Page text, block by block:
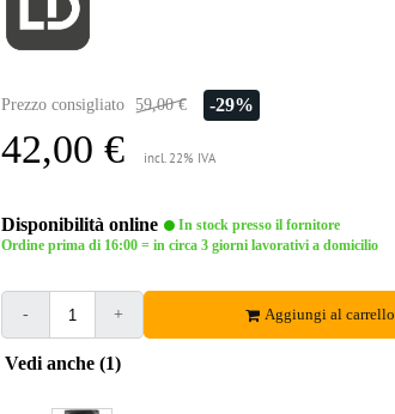
Prezzo consigliato 59,00 € -29%
42,00 € incl. 22% IVA
Disponibilità online
In stock presso il fornitore
Ordine prima di 16:00 = in circa 3 giorni lavorativi a domicilio
- + Aggiungi al carrello
Vedi anche (1)